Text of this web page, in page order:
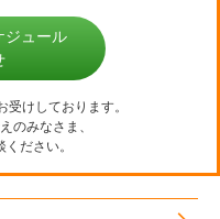
ジュール
けしております。
のみなさま、
ださい。